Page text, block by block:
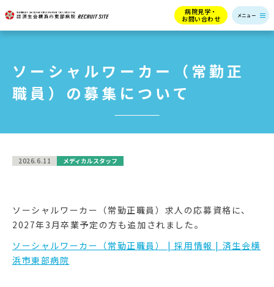
病院見学・
お問い合わせ
ソーシャルワーカー（常勤正
職員）の募集について
2026.6.11 メディカルスタッフ
ソーシャルワーカー（常勤正職員）求人の応募資格に、
2027年3月卒業予定の方も追加されました。
ソーシャルワーカー（常勤正職員） | 採用情報 | 済生会横
浜市東部病院